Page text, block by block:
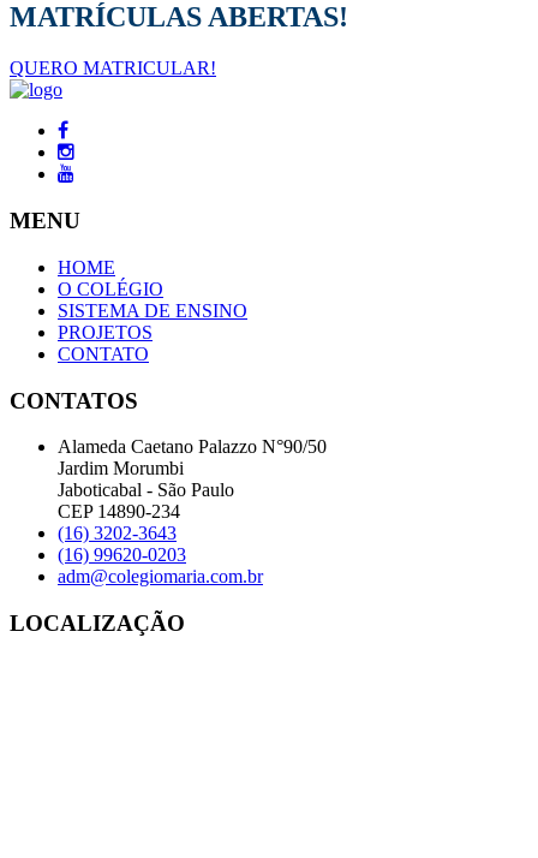
MATRÍCULAS ABERTAS!
QUERO MATRICULAR!
MENU
HOME
O COLÉGIO
SISTEMA DE ENSINO
PROJETOS
CONTATO
CONTATOS
Alameda Caetano Palazzo N°90/50
Jardim Morumbi
Jaboticabal - São Paulo
CEP 14890-234
(16) 3202-3643
(16) 99620-0203
adm@colegiomaria.com.br
LOCALIZAÇÃO